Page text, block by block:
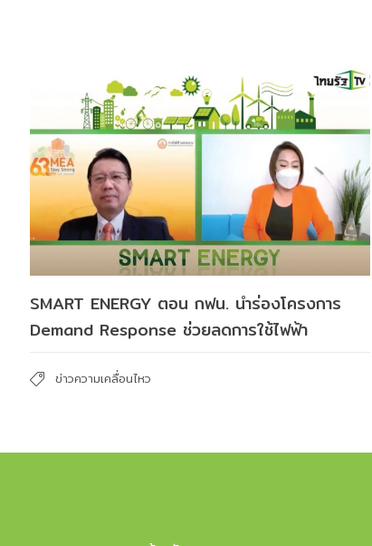
SMART ENERGY ตอน กฟน. นำร่องโครงการ
Demand Response ช่วยลดการใช้ไฟฟ้า
ข่าวความเคลื่อนไหว